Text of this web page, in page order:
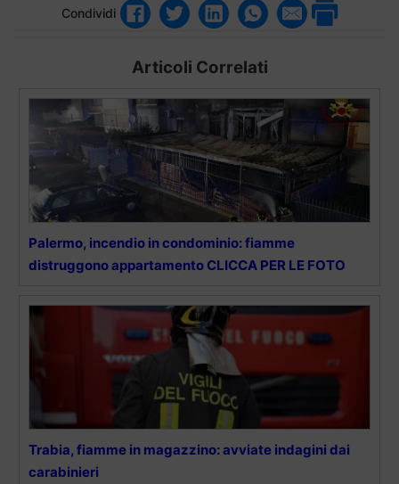
Condividi
Articoli Correlati
Palermo, incendio in condominio: fiamme
distruggono appartamento CLICCA PER LE FOTO
Trabia, fiamme in magazzino: avviate indagini dai
carabinieri